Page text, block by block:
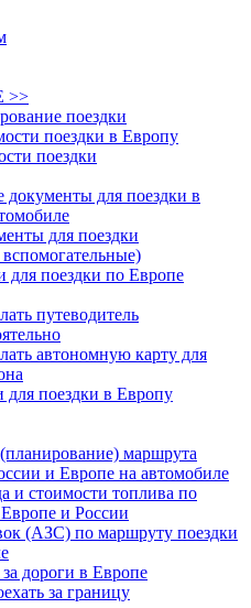
>>
поездки
поездки в Европу
поездки
документы для поездки в
для поездки
для поездки по Европе
путеводитель
автономную карту для
для поездки в Европу
маршрута
и Европе на автомобиле
и стоимости топлива по
и России
(АЗС) по маршруту поездки
дороги в Европе
за границу